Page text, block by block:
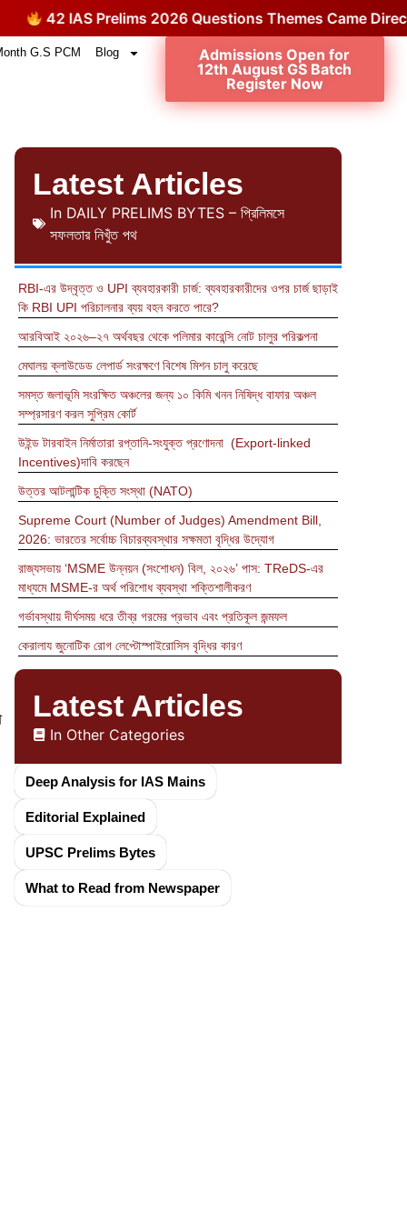
42 IAS Prelims 2026 Questions Themes Came Directly
G.S PCM Blog
Admissions Open for
12th August GS Batch
Register Now
Latest Articles
In DAILY PRELIMS BYTES – প্রিলিমসে
সফলতার নিখুঁত পথ
RBI-এর উদ্বৃত্ত ও UPI ব্যবহারকারী চার্জ: ব্যবহারকারীদের ওপর চার্জ ছাড়াই
কি RBI UPI পরিচালনার ব্যয় বহন করতে পারে?
আরবিআই ২০২৬–২৭ অর্থবছর থেকে পলিমার কারেন্সি নোট চালুর পরিকল্পনা
মেঘালয় ক্লাউডেড লেপার্ড সংরক্ষণে বিশেষ মিশন চালু করেছে
সমস্ত জলাভূমি সংরক্ষিত অঞ্চলের জন্য ১০ কিমি খনন নিষিদ্ধ বাফার অঞ্চল
সম্প্রসারণ করল সুপ্রিম কোর্ট
উইন্ড টারবাইন নির্মাতারা রপ্তানি-সংযুক্ত প্রণোদনা (Export-linked
Incentives)দাবি করছেন
উত্তর আটলান্টিক চুক্তি সংস্থা (NATO)
Supreme Court (Number of Judges) Amendment Bill,
2026: ভারতের সর্বোচ্চ বিচারব্যবস্থার সক্ষমতা বৃদ্ধির উদ্যোগ
রাজ্যসভায় ‘MSME উন্নয়ন (সংশোধন) বিল, ২০২৬’ পাস: TReDS-এর
মাধ্যমে MSME-র অর্থ পরিশোধ ব্যবস্থা শক্তিশালীকরণ
গর্ভাবস্থায় দীর্ঘসময় ধরে তীব্র গরমের প্রভাব এবং প্রতিকূল জন্মফল
কেরালায জুনোটিক রোগ লেপ্টোস্পাইরোসিস বৃদ্ধির কারণ
Latest Articles
In Other Categories
Deep Analysis for IAS Mains
Editorial Explained
UPSC Prelims Bytes
What to Read from Newspaper